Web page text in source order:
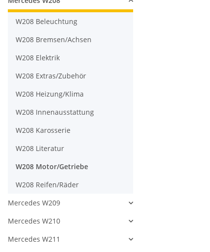
W208 Beleuchtung
W208 Bremsen/Achsen
W208 Elektrik
W208 Extras/Zubehör
W208 Heizung/Klima
W208 Innenausstattung
W208 Karosserie
W208 Literatur
W208 Motor/Getriebe
W208 Reifen/Räder
Mercedes W209
Mercedes W210
Mercedes W211